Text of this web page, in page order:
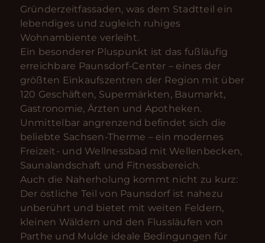
Gründerzeitfassaden, was dem Stadtteil ein
lebendiges und zugleich ruhiges
Wohnambiente verleiht.
Ein besonderer Pluspunkt ist das fußläufig
erreichbare Paunsdorf-Center – eines der
größten Einkaufszentren der Region mit über
120 Geschäften, Supermärkten, Baumarkt,
Gastronomie, Ärzten und Apotheken.
Unmittelbar angrenzend befindet sich die
beliebte Sachsen-Therme – ein modernes
Freizeit- und Wellnessbad mit Wellenbecken,
Saunalandschaft und Fitnessbereich.
Auch die Naherholung kommt nicht zu kurz:
Der östliche Teil von Paunsdorf ist nahezu
unberührt und bietet mit weiten Feldern,
kleinen Wäldern und den Flussläufen von
Parthe und Mulde ideale Bedingungen für